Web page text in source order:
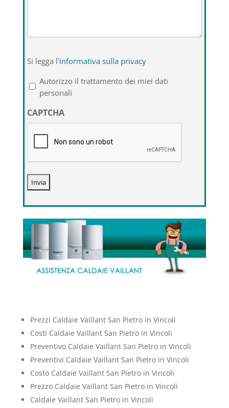
legga
l'informativa
sulla
privacy
*
Si legga l'informativa sulla privacy
Autorizzo il trattamento dei miei dati
personali
CAPTCHA
Prezzi Caldaie Vaillant San Pietro in Vincoli
Costi Caldaie Vaillant San Pietro in Vincoli
Preventivo Caldaie Vaillant San Pietro in Vincoli
Preventivi Caldaie Vaillant San Pietro in Vincoli
Costo Caldaie Vaillant San Pietro in Vincoli
Prezzo Caldaie Vaillant San Pietro in Vincoli
Caldaie Vaillant San Pietro in Vincoli